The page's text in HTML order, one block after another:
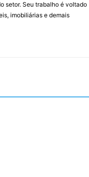
setor. Seu trabalho é voltado
imobiliárias e demais